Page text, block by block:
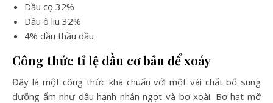
Dầu cọ 32%
Dầu ô liu 32%
4% dầu thầu dầu
Công thức tỉ lệ dầu cơ bản để xoáy
Đây là một công thức khá chuẩn với một vài chất bổ sung
dưỡng ẩm như dầu hạnh nhân ngọt và bơ xoài. Bơ hạt mỡ